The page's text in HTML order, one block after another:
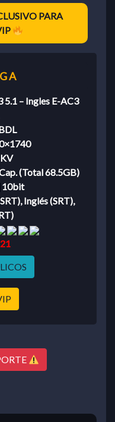
PARA
5.1 – Ingles E-AC3
(Total 68.5GB)
10bit
Inglés (SRT),